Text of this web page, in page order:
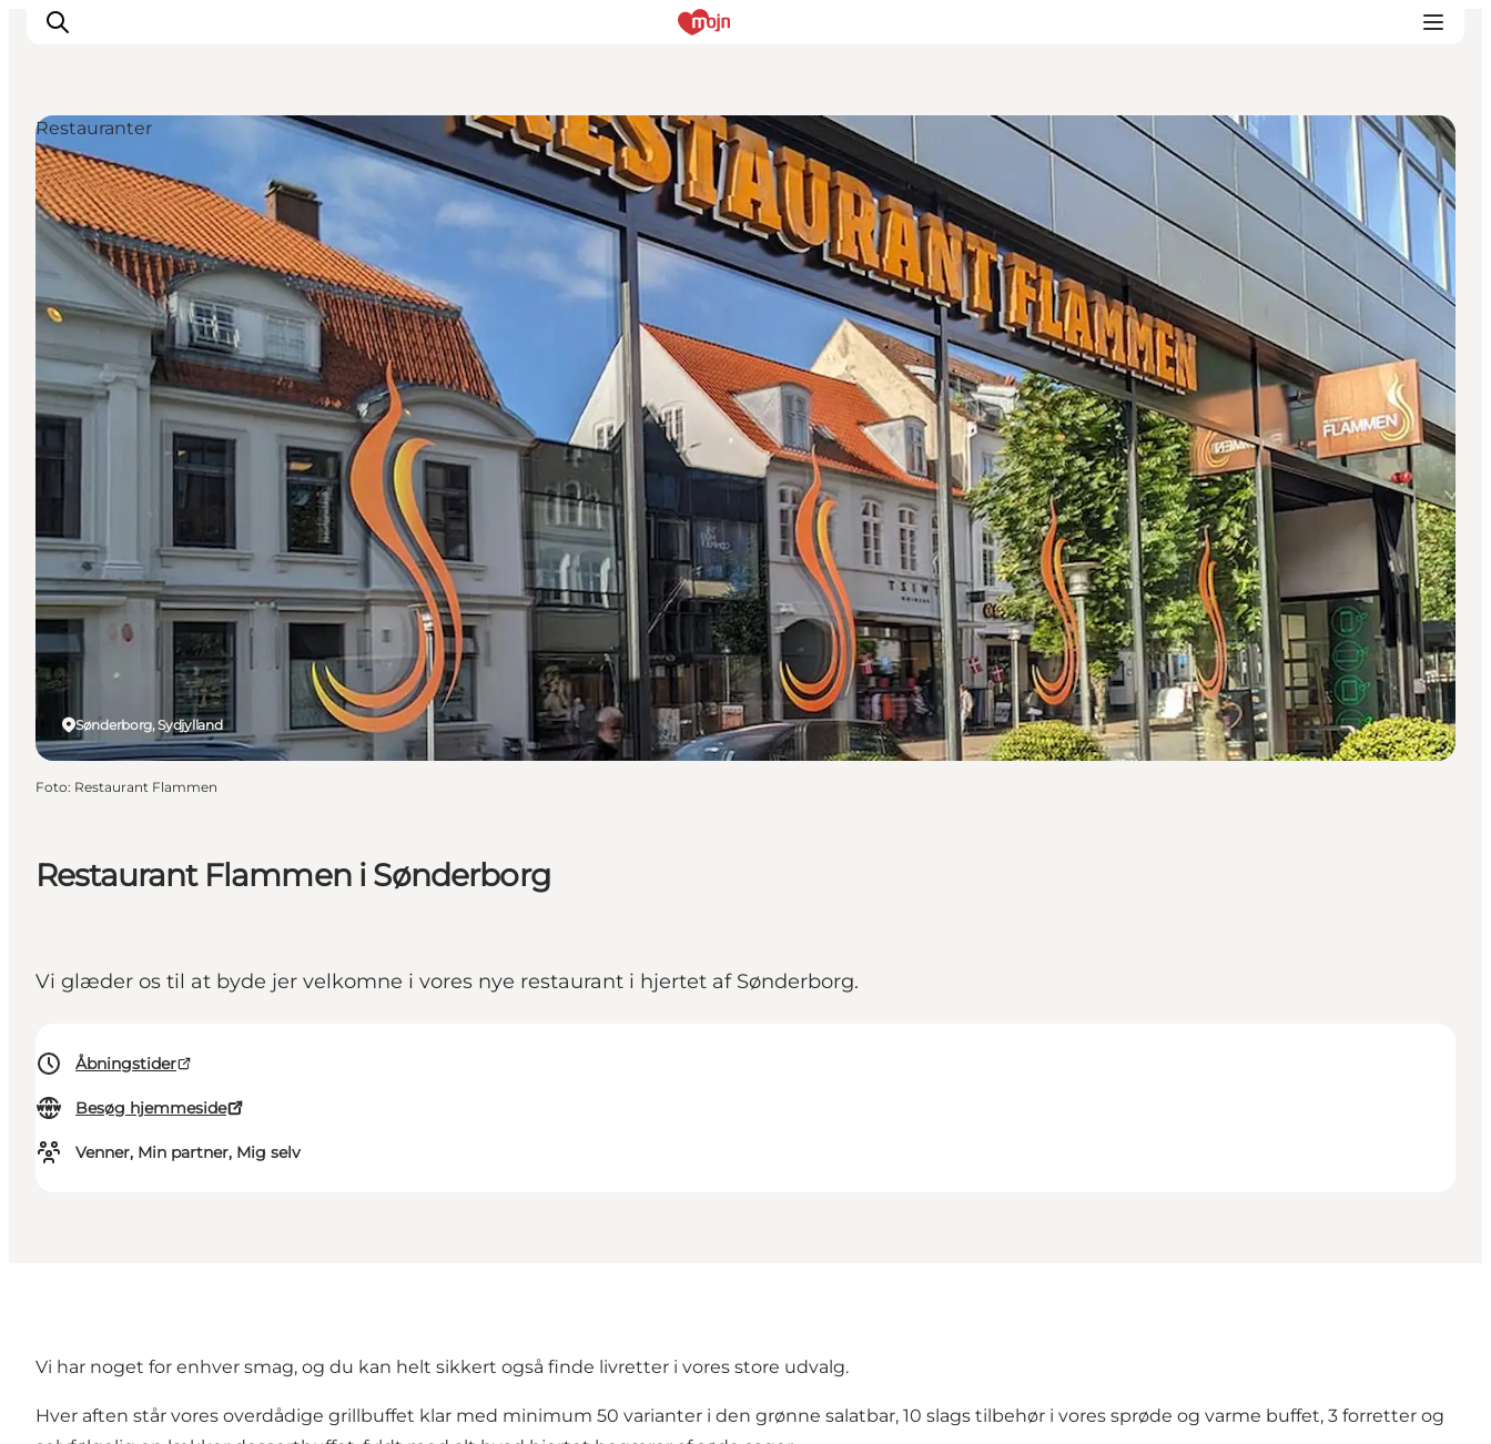
Oplevelser
Byer & Steder
Det sker
Overnatning
Planlæg din ferie
Booking
Restaurant Flammen i Sønderborg
Vi glæder os til at byde jer velkomne i vores nye restaurant i hjertet af Sønderborg.
Åbningstider
Besøg hjemmeside
Venner, Min partner, Mig selv
Sønderborg, Sydjylland
Restauranter
Foto: Restaurant Flammen
Vi har noget for enhver smag, og du kan helt sikkert også finde livretter i vores store udvalg.
Hver aften står vores overdådige grillbuffet klar med minimum 50 varianter i den grønne salatbar, 10 slags tilbehør i vores sprøde og varme buffet, 3 forretter og